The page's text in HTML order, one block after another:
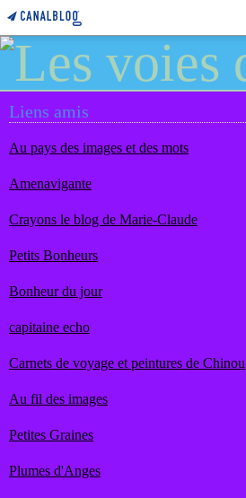
Liens amis
Au pays des images et des mots
Amenavigante
Crayons le blog de Marie-Claude
Petits Bonheurs
Bonheur du jour
capitaine echo
Carnets de voyage et peintures de Chinou
Au fil des images
Petites Graines
Plumes d'Anges